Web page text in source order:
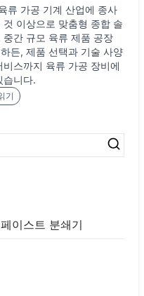
류 가공 기계 산업에 종사
이상으로 맞춤형 종합 솔
간 규모 육류 제품 공장
든, 제품 선택과 기술 사양
스까지 육류 가공 장비에
습니다.
기
이스트 분쇄기